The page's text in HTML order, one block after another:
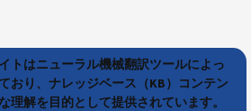
トはニューラル機械翻訳ツールによっ
おり、ナレッジベース（KB）コンテン
理解を目的として提供されています。